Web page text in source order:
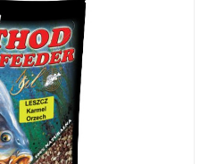
směs pouze opatrně
vzniku vhodné